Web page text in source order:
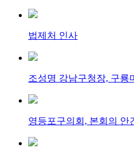
법제처 인사
조성명 강남구청장, 구룡
영등포구의회, 본회의 안